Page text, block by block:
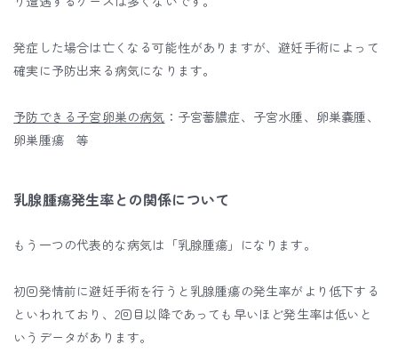
発症した場合は亡くなる可能性がありますが、避妊手術によって
確実に予防出来る病気になります。
予防できる子宮卵巣の病気 ：子宮蓄膿症、子宮水腫、卵巣嚢腫、
卵巣腫瘍 等
乳腺腫瘍発生率との関係について
もう一つの代表的な病気は「乳腺腫瘍」になります。
初回発情前に避妊手術を行うと乳腺腫瘍の発生率がより低下する
といわれており、2回目以降であっても早いほど発生率は低いと
いうデータがあります。